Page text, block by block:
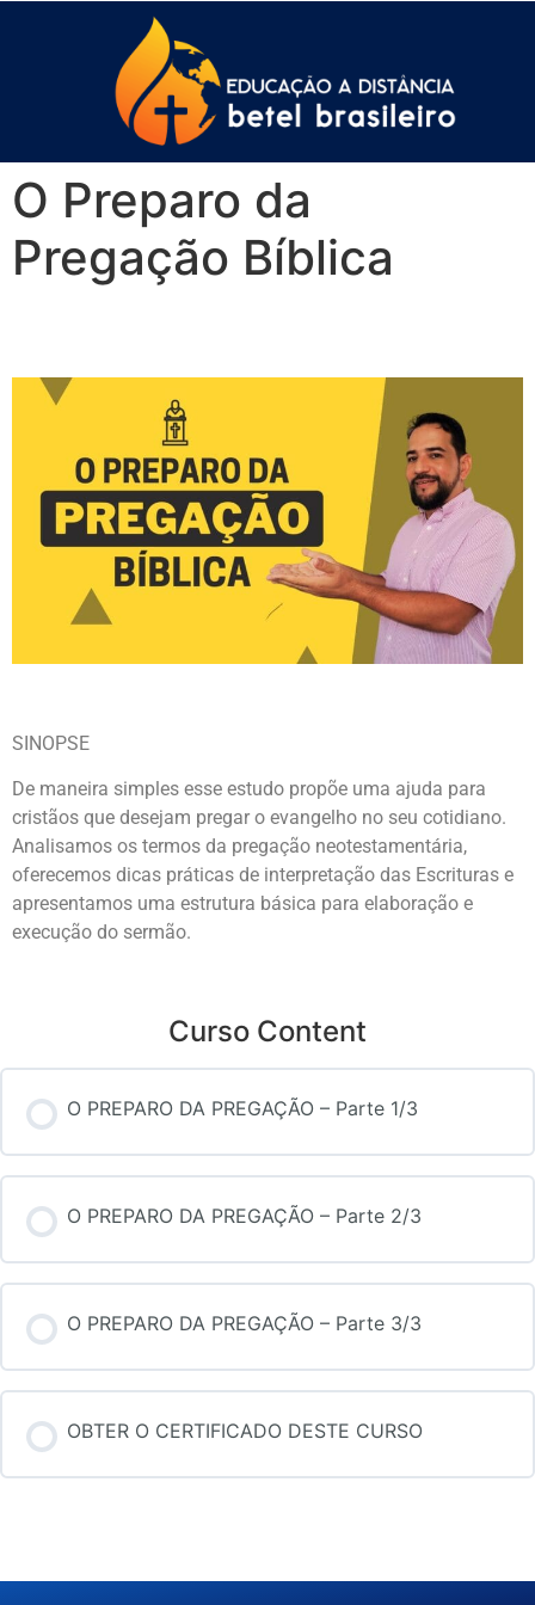
O Preparo da
Pregação Bíblica
SINOPSE
De maneira simples esse estudo propõe uma ajuda para
cristãos que desejam pregar o evangelho no seu cotidiano.
Analisamos os termos da pregação neotestamentária,
oferecemos dicas práticas de interpretação das Escrituras e
apresentamos uma estrutura básica para elaboração e
execução do sermão.
Curso Content
O PREPARO DA PREGAÇÃO – Parte 1/3
O PREPARO DA PREGAÇÃO – Parte 2/3
O PREPARO DA PREGAÇÃO – Parte 3/3
OBTER O CERTIFICADO DESTE CURSO